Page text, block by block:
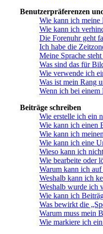
Benutzerpräferenzen
Wie kann ich meine
Wie kann ich
Die Forenuhr geht
Ich habe die
Meine Sprache
Was sind das für
Wie verwende ich
Was ist mein Rang
Wenn ich bei
Beiträge schreiben
Wie erstelle ich ein
Wie kann ich einen
Wie kann ich
Wie kann ich eine
Wieso kann ich
Wie bearbeite oder
Warum kann ich
Weshalb kann ich
Weshalb wurde ich
Wie kann ich
Was bewirkt die
Warum muss mein
Wie markiere ich